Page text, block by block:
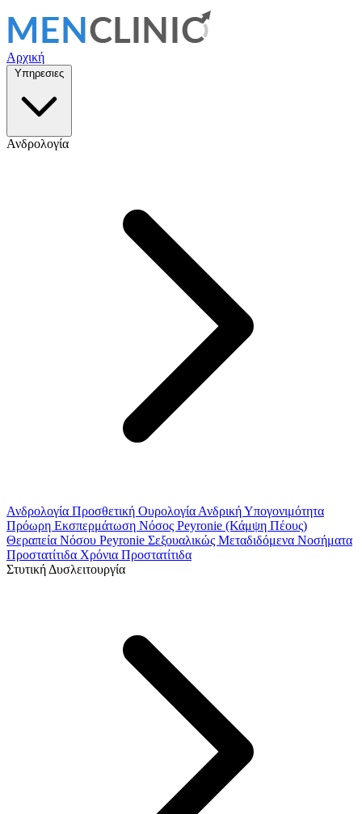
Αρχική
Υπηρεσιες
Ανδρολογία
Ανδρολογία Προσθετική Ουρολογία Ανδρική Υπογονιμότητα
Πρόωρη Εκσπερμάτωση Νόσος Peyronie (Κάμψη Πέους)
Θεραπεία Νόσου Peyronie Σεξουαλικώς Μεταδιδόμενα Νοσήματα
Προστατίτιδα Χρόνια Προστατίτιδα
Στυτική Δυσλειτουργία